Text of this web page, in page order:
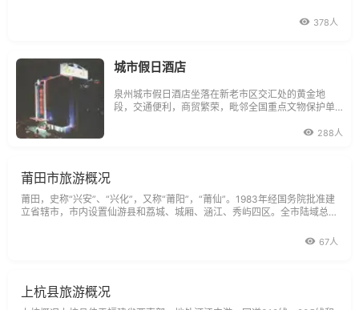
村建于北宋元丰年间，距今900余年，后因徽州府于村3华里古驿道处设“铺
378人
城市假日酒店
泉州城市假日酒店坐落在新老市区交汇处的黄金地
段，交通便利，商贸繁荣，毗邻全国重点文物保护单
288人
莆田市旅游概况
莆田，史称“兴安”、“兴化”，又称“莆阳”，“莆仙”。1983年经国务院批准建
立省辖市，市内设置仙游县和荔城、城厢、涵江、秀屿四区。全市陆域总面
籍在外乡亲人才济济，有5000多位教授以上高职称的人才遍布全国，其中
67人
上杭县旅游概况